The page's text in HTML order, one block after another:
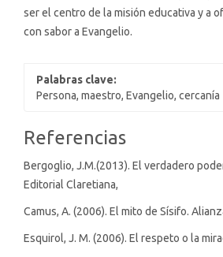
ser el centro de la misión educativa y a
con sabor a Evangelio.
Palabras clave:
Persona, maestro, Evangelio, cercanía
Detalles
del
artículo
Referencias
Bergoglio, J.M.(2013). El verdadero
Editorial Claretiana,
Camus, A. (2006). El mito de Sísifo.
Esquirol, J. M. (2006). El respeto o la